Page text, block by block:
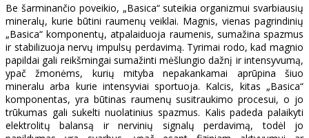
Be šarminančio poveikio, „Basica“ suteikia organizmui svarbiausių
mineralų, kurie būtini raumenų veiklai. Magnis, vienas pagrindinių
„Basica“ komponentų, atpalaiduoja raumenis, sumažina spazmus
ir stabilizuoja nervų impulsų perdavimą. Tyrimai rodo, kad magnio
papildai gali reikšmingai sumažinti mėšlungio dažnį ir intensyvumą,
ypač žmonėms, kurių mityba nepakankamai aprūpina šiuo
mineralu arba kurie intensyviai sportuoja. Kalcis, kitas „Basica“
komponentas, yra būtinas raumenų susitraukimo procesui, o jo
trūkumas gali sukelti nuolatinius spazmus. Kalis padeda palaikyti
elektrolitų balansą ir nervinių signalų perdavimą, todėl jo